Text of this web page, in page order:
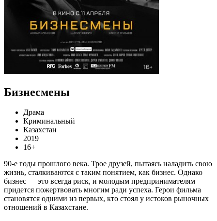
Бизнесмены
Драма
Криминальный
Казахстан
2019
16+
90-е годы прошлого века. Трое друзей, пытаясь наладить свою
жизнь, сталкиваются с таким понятием, как бизнес. Однако
бизнес — это всегда риск, и молодым предпринимателям
придется пожертвовать многим ради успеха. Герои фильма
становятся одними из первых, кто стоял у истоков рыночных
отношений в Казахстане.